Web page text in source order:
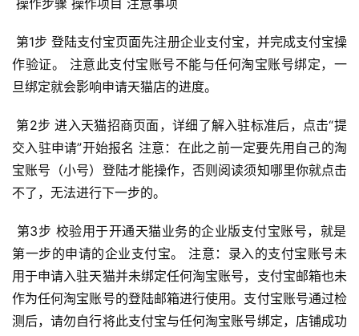
操作步骤 操作项目 注意事项
作验证。 注意此支付宝账号不能与任何淘宝账号绑定，一
旦绑定就会影响申请天猫店的进度。
交入驻申请”开始报名 注意：在此之前一定要先用自己的淘
宝账号（小号）登陆才能操作，否则阅读须知哪里你就点击
不了，无法进行下一步的。
第一步的申请的企业支付宝。 注意：录入的支付宝账号未
用于申请入驻天猫并未绑定任何淘宝账号，支付宝邮箱也未
作为任何淘宝账号的登陆邮箱进行使用。支付宝账号通过检
测后，请勿自行将此支付宝与任何淘宝账号绑定，店铺成功